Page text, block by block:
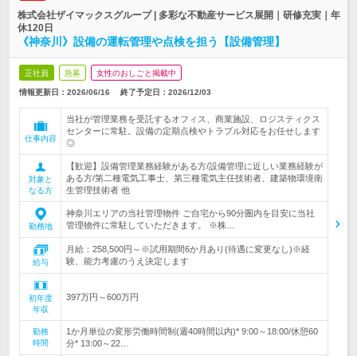
株式会社ザイマックスグループ | 多彩な不動産サービス展開｜研修充実｜年
休120日
《神奈川》設備の運転管理や点検を担う【設備管理】
正社員 急募 女性のおしごと掲載中
情報更新日：2026/06/16 終了予定日： 2026/12/03
仕事内容
当社が管理業務を受託するオフィス、商業施設、ロジスティクス
センターに常駐。設備の定期点検やトラブル対応をお任せします
◎
対象と
なる方
【歓迎】設備管理業務経験がある方/設備管理に近しい業務経験が
ある方/第二種電気工事士、第三種電気主任技術者、建築物環境衛
生管理技術者 他
勤務地
神奈川エリアの当社管理物件 ご自宅から90分圏内を目安に当社
管理物件に常駐していただきます。 ※株…
給与
月給：258,500円～※試用期間6か月あり(待遇に変更なし)※経
験、能力考慮のうえ決定します
初年度
年収
397万円～600万円
勤務
時間
1か月単位の変形労働時間制(週40時間以内)* 9:00～18:00/休憩60
分* 13:00～22…